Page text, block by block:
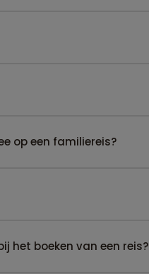
op een familiereis?
het boeken van een reis?